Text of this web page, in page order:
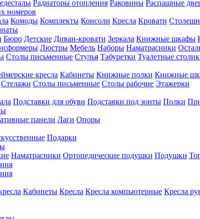
Радиаторы отопления Раковины Распашные
номеров
Комоды Комплекты Консоли Кресла Кровати
Бюро Детские Диван-кровати Зеркала Книжные шкафы
Люстры Мебель Наборы Наматрасники
Столы письменные Стулья Табуретки Туалетные
кресла Кабинеты Книжные полки Книжные
Стелажи Столы письменные Столы рабочие Этажерки
Подставки для обуви Подставки под зонты Полки
панели Лаги Опоры
Подарки
Наматрасники Ортопедические подушки Подушки
Кабинеты Кресла Кресла компьютерные Кресла